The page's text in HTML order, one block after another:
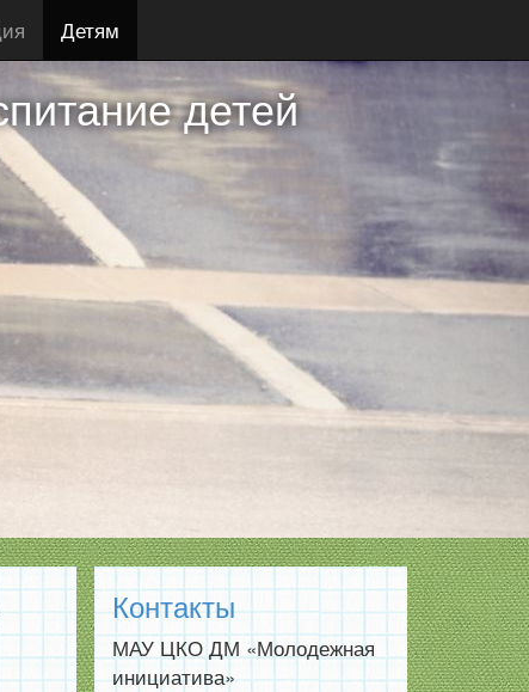
Детям
детей
Контакты
МАУ ЦКО ДМ «Молодежная
инициатива»